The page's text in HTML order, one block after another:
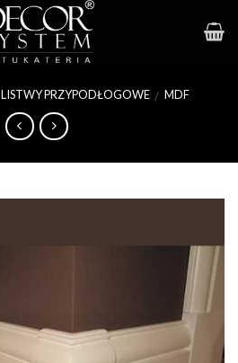
LISTWY PRZYPODŁOGOWE / MDF